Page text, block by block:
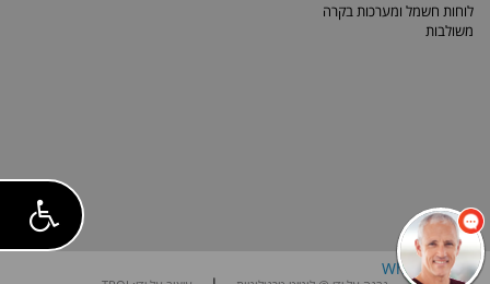
לוחות חשמל ומערכות בקרה
משולבות